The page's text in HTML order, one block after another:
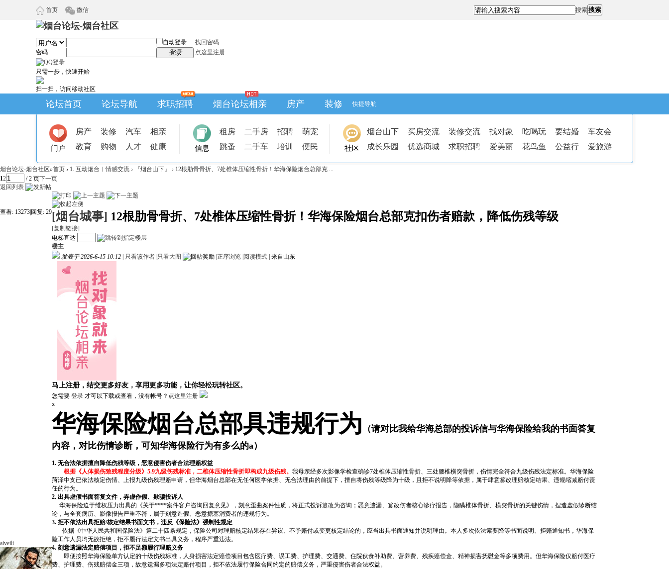
首页 微信 搜索搜索
自动登录
找回密码
密码
登录 点这里注册
只需一步，快速开始
扫一扫，访问移动社区
论坛首页 论坛导航 求职招聘 烟台论坛相亲 房产 装修 快捷导航
门户
房产 装修 汽车
相亲
教育
购物 人才 健康 信息
租房 二手房 招聘
萌宠
跳蚤
二手车 培训 便民 社区
烟台山下 买房交流 装修交流 找对象 吃喝玩 要结婚
车友会
成长乐园
优选商城 求职招聘 爱美丽 花鸟鱼 公益行 爱旅游
烟台论坛-烟台社区»首页 › 1. 互动烟台︱情感交流 › 『烟台山下』 › 12根肋骨骨折、7处椎体压缩性骨折！华海保险烟台总部克 ...
12 / 2 页下一页
返回列表
查看: 13273 回复: 29[烟台城事] 12根肋骨骨折、7处椎体压缩性骨折！华海保险烟台总部克扣伤者赔款，降低伤残等级
[复制链接]
aiveili
电梯直达
楼主
发表于 2026-6-15 10:12
只看该作者 只看大图 正序浏览 阅读模式 来自山东
马上注册，结交更多好友，享用更多功能，让你轻松玩转社区。
您需要 登录 才可以下载或查看，没有帐号？ 点这里注册
x
华海保险烟台总部具违规行为 （请对比我给华海总部的投诉信与华海保险给我的书面答复
内容，对比伤情诊断，可知华海保险行为有多么的a）
1. 无合法依据擅自降低伤残等级，恶意侵害伤者合法理赔权益
根据《人体损伤致残程度分级》5.9九级伤残标准，二椎体压缩性骨折即构成九级伤残。 我母亲经多次影像学检查确诊7处椎体压缩性骨折、三处腰椎横突骨折，伤情完全符合九级伤残法定标准。华海保险
菏泽中支已依法核定伤情、上报九级伤残理赔申请，但华海烟台总部在无任何医学依据、无合法理由的前提下，擅自将伤残等级降为十级，且拒不说明降等依据，属于肆意篡改理赔核定结果、违规缩减赔付责
任的行为。
2. 出具虚假书面答复文件，弄虚作假、欺骗投诉人
华海保险迫于维权压力出具的《关于****案件客户咨询回复意见》，刻意歪曲案件性质，将正式投诉篡改为咨询；恶意遗漏、篡改伤者核心诊疗报告，隐瞒椎体骨折、横突骨折的关键伤情，捏造虚假诊断结
论，与全套病历、影像报告严重不符，属于刻意造假、恶意搪塞消费者的违规行为。
3. 拒不依法出具拒赔/核定结果书面文书，违反《保险法》强制性规定
依据《中华人民共和国保险法》第二十四条规定，保险公司对理赔核定结果存在异议、不予赔付或变更核定结论的，应当出具书面通知并说明理由。本人多次依法索要降等书面说明、拒赔通知书，华海保
险工作人员均无故拒绝，拒不履行法定文书出具义务，程序严重违法。
4. 刻意遗漏法定赔偿项目，拒不足额履行理赔义务
即便按照华海保险单方认定的十级伤残标准，人身损害法定赔偿项目包含医疗费、误工费、护理费、交通费、住院伙食补助费、营养费、残疾赔偿金、精神损害抚慰金等多项费用。但华海保险仅赔付医疗
费、护理费、伤残赔偿金三项，故意遗漏多项法定赔付项目，拒不依法履行保险合同约定的赔偿义务，严重侵害伤者合法权益。